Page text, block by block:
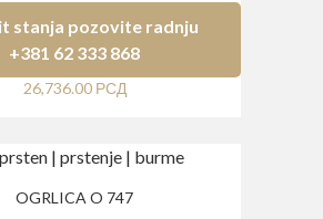
stanja pozovite radnju
+381 62 333 868
26,736.00 РСД
OGRLICA O 747